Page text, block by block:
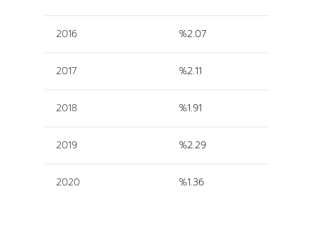
2016 %2.07
2017 %2.11
2018 %1.91
2019 %2.29
2020 %1.36